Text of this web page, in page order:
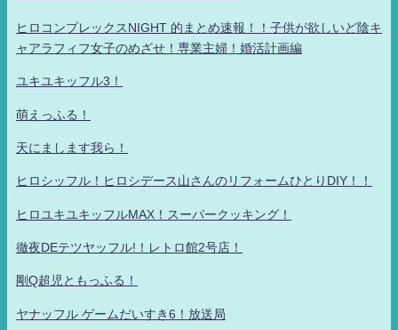
ヒロコンプレックスNIGHT 的まとめ速報！！子供が欲しいど陰キ
ャアラフィフ女子のめざせ！専業主婦！婚活計画編
ユキユキッフル3！
萌えっふる！
天にまします我ら！
ヒロシッフル！ヒロシデース山さんのリフォームひとりDIY！！
ヒロユキユキッフルMAX！スーパークッキング！
徹夜DEテツヤッフル!！レトロ館2号店！
剛Q超児ともっふる！
ヤナッフル ゲームだいすき6！放送局